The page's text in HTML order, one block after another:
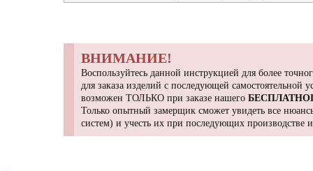
ВНИМАНИЕ!
Воспользуйтесь данной инструкцией для более
для заказа изделий с последующей
возможен ТОЛЬКО при заказе нашего
Только опытный замерщик сможет увидеть все
систем) и учесть их при последующих производстве